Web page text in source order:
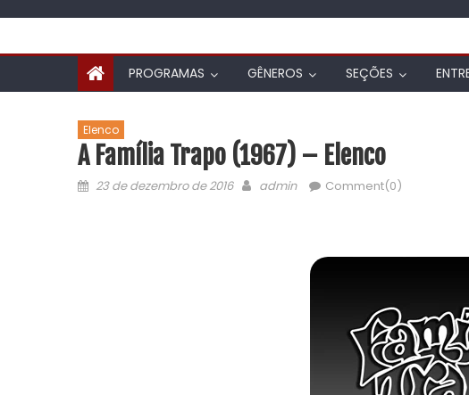
PROGRAMAS GÊNEROS SEÇÕES
Elenco
A Família Trapo (1967) – Elenco
23 de dezembro de 2016 admin Comment(0)